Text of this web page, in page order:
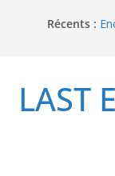
Récents :
LAST